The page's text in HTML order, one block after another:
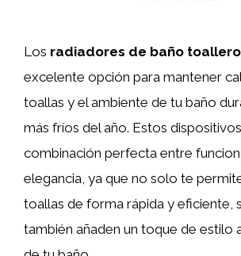
Los radiadores de baño
excelente opción para mantener
toallas y el ambiente de tu baño
más fríos del año. Estos
combinación perfecta entre
elegancia, ya que no solo te
toallas de forma rápida y eficiente,
también añaden un toque de estilo